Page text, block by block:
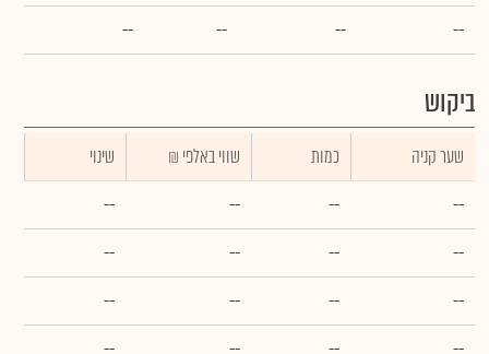
--
--
--
--
ביקוש
שער קניה כמות ₪ שווי באלפי
שינוי
--
--
--
--
--
--
--
--
--
--
--
--